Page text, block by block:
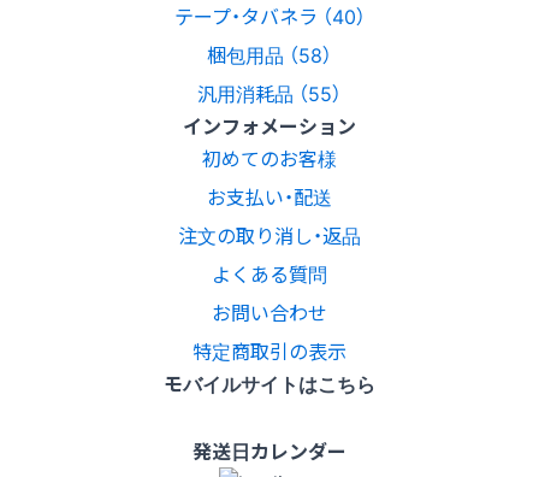
テープ・タバネラ （40）
梱包用品 （58）
汎用消耗品 （55）
インフォメーション
初めてのお客様
お支払い・配送
注文の取り消し・返品
よくある質問
お問い合わせ
特定商取引の表示
モバイルサイトはこちら
発送日カレンダー